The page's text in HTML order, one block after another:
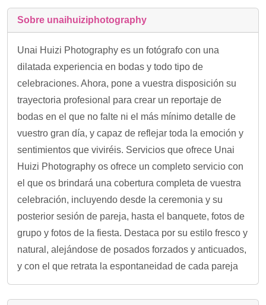
Sobre unaihuiziphotography
Unai Huizi Photography es un fotógrafo con una
dilatada experiencia en bodas y todo tipo de
celebraciones. Ahora, pone a vuestra disposición su
trayectoria profesional para crear un reportaje de
bodas en el que no falte ni el más mínimo detalle de
vuestro gran día, y capaz de reflejar toda la emoción y
sentimientos que viviréis. Servicios que ofrece Unai
Huizi Photography os ofrece un completo servicio con
el que os brindará una cobertura completa de vuestra
celebración, incluyendo desde la ceremonia y su
posterior sesión de pareja, hasta el banquete, fotos de
grupo y fotos de la fiesta. Destaca por su estilo fresco y
natural, alejándose de posados forzados y anticuados,
y con el que retrata la espontaneidad de cada pareja